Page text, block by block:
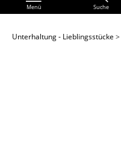
Menü Suche
Unterhaltung - Lieblingsstücke